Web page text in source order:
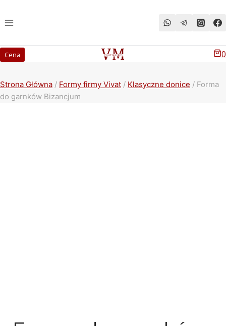
do
Cena 0
Strona Główna / Formy firmy Vivat / Klasyczne donice / Forma
do garnków Bizancjum